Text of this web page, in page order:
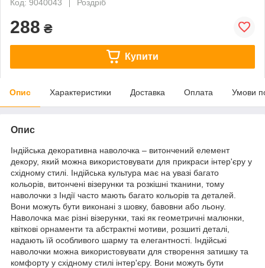
Код: 9040043
Роздріб
288 ₴
Купити
Опис Характеристики Доставка Оплата Умови
Опис
Індійська декоративна наволочка – витончений елемент
декору, який можна використовувати для прикраси інтер'єру у
східному стилі. Індійська культура має на увазі багато
кольорів, витончені візерунки та розкішні тканини, тому
наволочки з Індії часто мають багато кольорів та деталей.
Вони можуть бути виконані з шовку, бавовни або льону.
Наволочка має різні візерунки, такі як геометричні малюнки,
квіткові орнаменти та абстрактні мотиви, розшиті деталі,
надають їй особливого шарму та елегантності. Індійські
наволочки можна використовувати для створення затишку та
комфорту у східному стилі інтер'єру. Вони можуть бути